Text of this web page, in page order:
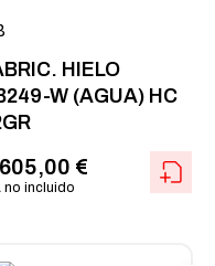
HIELO
W (AGUA) HC
€
no incluido